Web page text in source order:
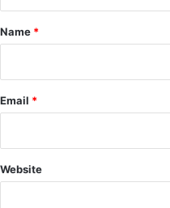
*
Name *
Email *
Website